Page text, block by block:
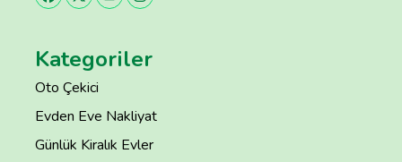
Kategoriler
Oto Çekici
Evden Eve Nakliyat
Günlük Kiralık Evler